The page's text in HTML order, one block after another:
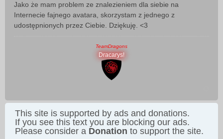
s
t
Jako że mam problem ze znalezieniem dla siebie na
Internecie fajnego avatara, skorzystam z jednego z
udostępnionych przez Ciebie. Dziękuję. <3
TeamDragons
Dracarys!
This site is supported by ads and donations.
If you see this text you are blocking our ads.
Please consider a Donation to support the site.